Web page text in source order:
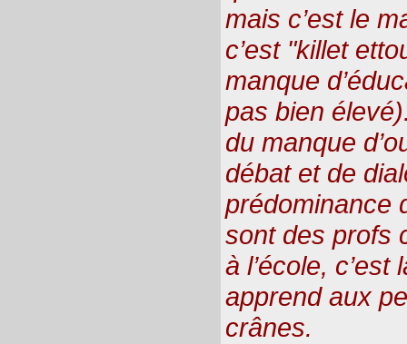
mais c’est le
c’est "killet
manque
pas bien
du manque
débat et de
prédominance
sont des profs
à l’école, c’est
apprend aux
crânes.